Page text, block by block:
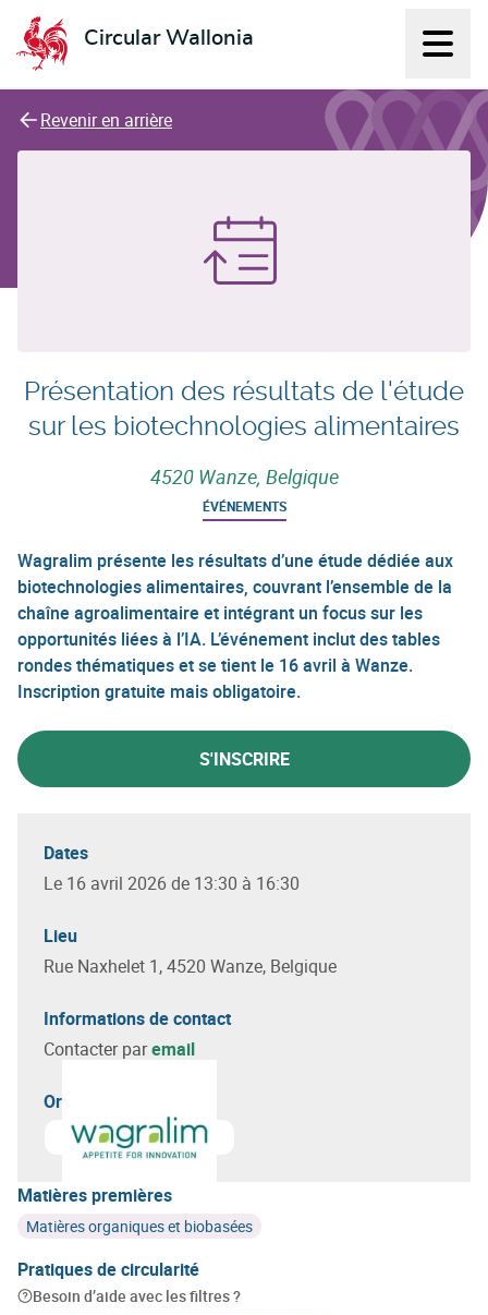
Circular Wallonia
L'économie circulaire
Revenir en arrière
Présentation des résultats de l'étude
sur les biotechnologies alimentaires
4520 Wanze, Belgique
ÉVÉNEMENTS
Wagralim présente les résultats d’une étude dédiée aux
biotechnologies alimentaires, couvrant l’ensemble de la
chaîne agroalimentaire et intégrant un focus sur les
opportunités liées à l’IA. L’événement inclut des tables
rondes thématiques et se tient le 16 avril à Wanze.
Inscription gratuite mais obligatoire.
S'INSCRIRE
Dates
Le 16 avril 2026 de 13:30 à 16:30
Lieu
Rue Naxhelet 1, 4520 Wanze, Belgique
Informations de contact
Contacter paremail
Organisateur(s)
En savoir plus sur Wagralim
Matières premières
Matières organiques et biobasées
Pratiques de circularité
Besoin d’aide avec les filtres ?